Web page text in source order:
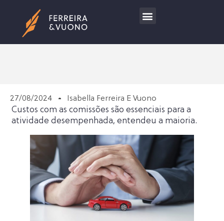
27/08/2024 Isabella Ferreira E Vuono
Custos com as comissões são essenciais para a
atividade desempenhada, entendeu a maioria.